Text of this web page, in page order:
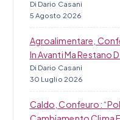
Di Dario Casani
5 Agosto 2026
Agroalimentare,
In Avanti Ma Restano
Di Dario Casani
30 Luglio 2026
Caldo, Confeuro: